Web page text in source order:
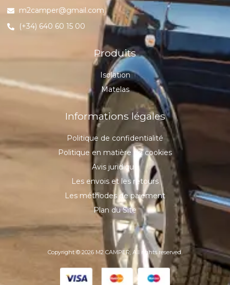
m2camper@gmail.com
(+34) 640 60 15 00
Produits
Isolation
Matelas
Informations légales
Politique de confidentialité
Politique en matière de cookies
Avis juridique
Les envois et les retours
Les méthodes de paiement
Plan du Site
Copyright © 2026 M2 CAMPER, All rights reserved.